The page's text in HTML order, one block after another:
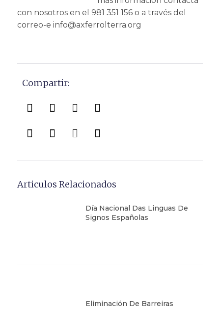
con nosotros en el 981 351 156 o a través del
correo-e info@axferrolterra.org
Compartir:
Articulos Relacionados
Día Nacional Das Linguas De
Signos Españolas
Eliminación De Barreiras